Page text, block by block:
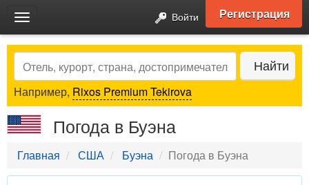
Toggle
navigation
Войти Регистрация
Search Найти
Например, Rixos Premium Tekirova
Погода в Буэна
Главная США Буэна Погода в Буэна